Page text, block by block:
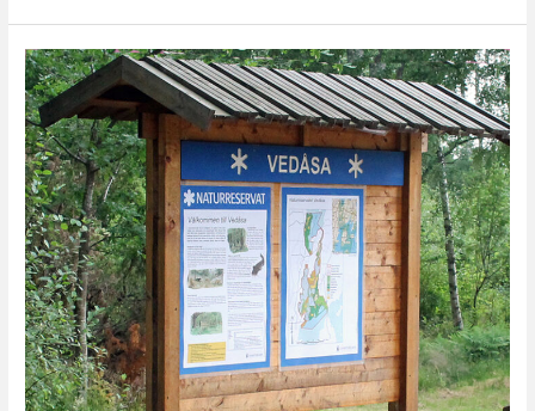
Vedåsa
södra
reservat